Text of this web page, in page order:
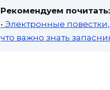
Рекомендуем почитать:
• Электронные
что важно знать